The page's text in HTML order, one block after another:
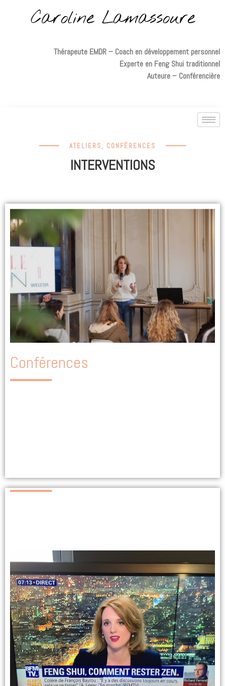
Caroline Lamassoure
Thérapeute EMDR – Coach en développement personnel
Experte en Feng Shui traditionnel
Auteure – Conférencière
ATELIERS, CONFÉRENCES
INTERVENTIONS
Conférences